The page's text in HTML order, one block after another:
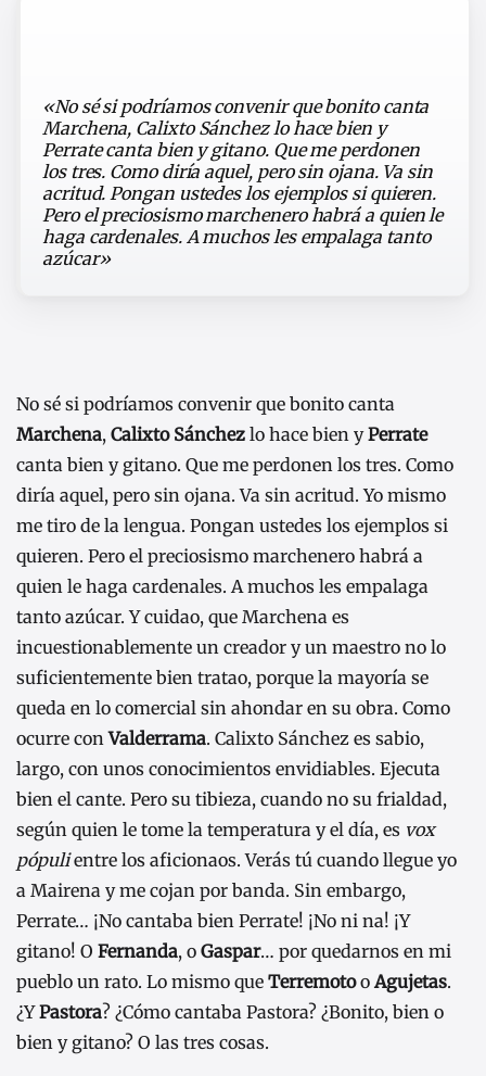
«No sé si podríamos convenir que bonito canta
Marchena, Calixto Sánchez lo hace bien y
Perrate canta bien y gitano. Que me perdonen
los tres. Como diría aquel, pero sin ojana. Va sin
acritud. Pongan ustedes los ejemplos si quieren.
Pero el preciosismo marchenero habrá a quien le
haga cardenales. A muchos les empalaga tanto
azúcar»
No sé si podríamos convenir que bonito canta
Marchena, Calixto Sánchez lo hace bien yPerrate
canta bien y gitano. Que me perdonen los tres. Como
diría aquel, pero sin ojana. Va sin acritud. Yo mismo
me tiro de la lengua. Pongan ustedes los ejemplos si
quieren. Pero el preciosismo marchenero habrá a
quien le haga cardenales. A muchos les empalaga
tanto azúcar. Y cuidao, que Marchena es
incuestionablemente un creador y un maestro no lo
suficientemente bien tratao, porque la mayoría se
queda en lo comercial sin ahondar en su obra. Como
ocurre conValderrama. Calixto Sánchez es sabio,
largo, con unos conocimientos envidiables. Ejecuta
bien el cante. Pero su tibieza, cuando no su frialdad,
según quien le tome la temperatura y el día, es vox
pópulientre los aficionaos. Verás tú cuando llegue yo
a Mairena y me cojan por banda. Sin embargo,
Perrate… ¡No cantaba bien Perrate! ¡No ni na! ¡Y
gitano! O Fernanda, o Gaspar… por quedarnos en mi
pueblo un rato. Lo mismo que TerremotooAgujetas.
¿YPastora? ¿Cómo cantaba Pastora? ¿Bonito, bien o
bien y gitano? O las tres cosas.